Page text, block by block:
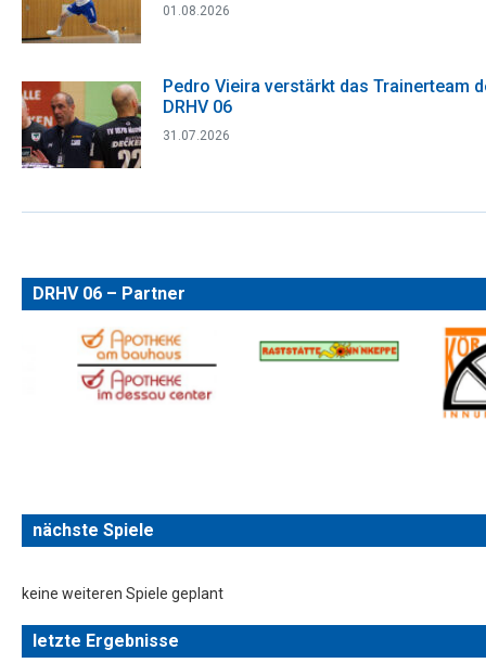
01.08.2026
Pedro Vieira verstärkt das Trainerteam
DRHV 06
31.07.2026
DRHV 06 – Partner
nächste Spiele
keine weiteren Spiele geplant
letzte Ergebnisse